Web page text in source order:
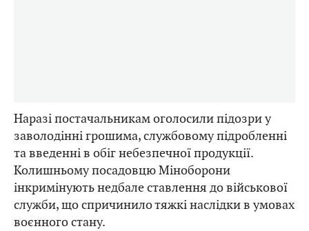
Наразі постачальникам оголосили підозри у
заволодінні грошима, службовому підробленні
та введенні в обіг небезпечної продукції.
Колишньому посадовцю Міноборони
інкримінують недбале ставлення до військової
служби, що спричинило тяжкі наслідки в умовах
воєнного стану.